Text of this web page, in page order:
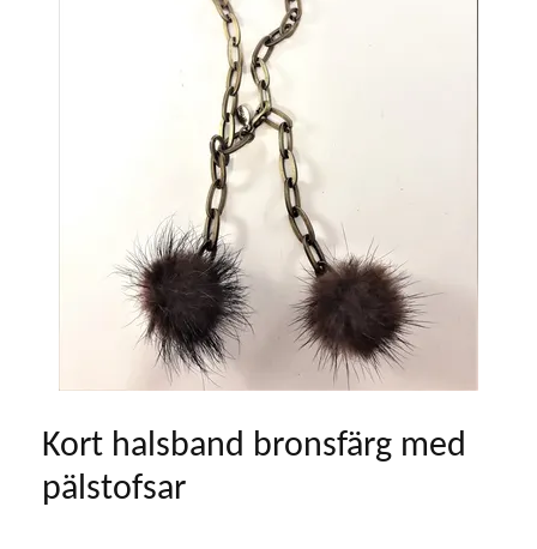
Kort halsband bronsfärg med
pälstofsar